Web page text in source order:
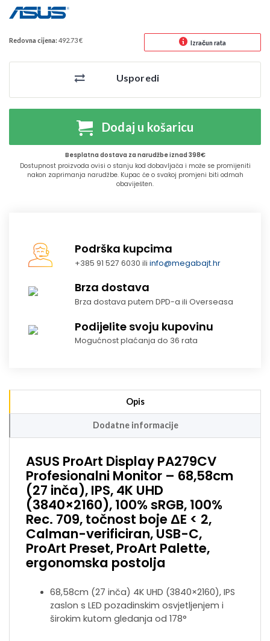
Redovna cijena: 492.73 € Izračun rata
Usporedi
Dodaj u košaricu
Besplatna dostava za narudžbe iznad 398€
Dostupnost proizvoda ovisi o stanju kod dobavljača i može se promijeniti
nakon zaprimanja narudžbe. Kupac će o svakoj promjeni biti odmah
obaviješten.
Podrška kupcima
+385 91 527 6030 iliinfo@megabajt.hr
Brza dostava
Brza dostava putem DPD-a ili Overseasa
Podijelite svoju kupovinu
Mogućnost plaćanja do 36 rata
Opis
Dodatne informacije
ASUS ProArt Display PA279CV
Profesionalni Monitor – 68,58cm
(27 inča), IPS, 4K UHD
(3840×2160), 100% sRGB, 100%
Rec. 709, točnost boje ΔE < 2,
Calman-verificiran, USB-C,
ProArt Preset, ProArt Palette,
ergonomska postolja
68,58cm (27 inča) 4K UHD (3840×2160), IPS
zaslon s LED pozadinskim osvjetljenjem i
širokim kutom gledanja od 178°